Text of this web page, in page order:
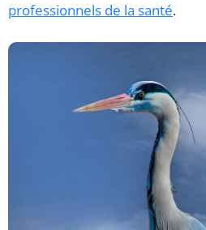
professionnels de la santé.